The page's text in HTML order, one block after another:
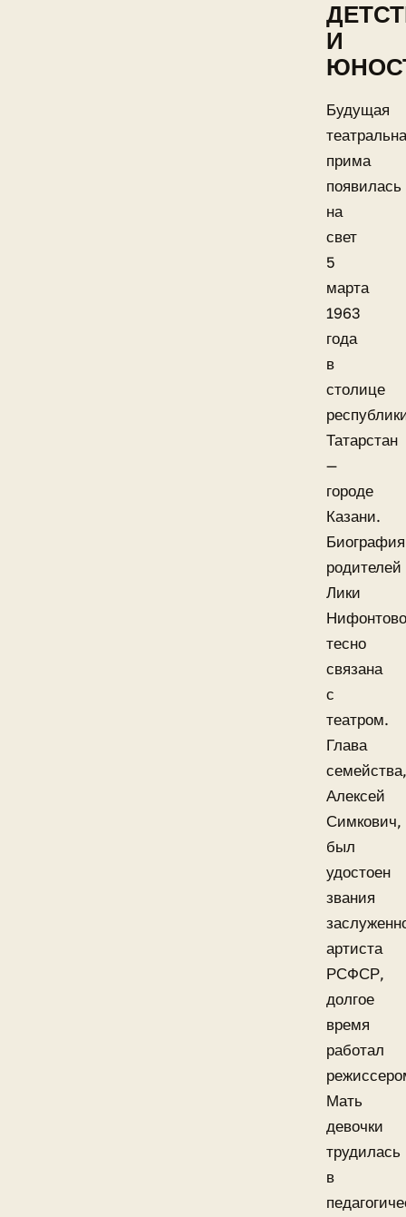
И
Будущая
прима
появилась
на
свет
5
марта
1963
года
в
столице
Татарстан
—
городе
Казани.
Биография
родителей
Лики
тесно
связана
с
театром.
Глава
семейства,
Алексей
Симкович,
был
удостоен
звания
артиста
РСФСР,
долгое
время
работал
Мать
девочки
трудилась
в